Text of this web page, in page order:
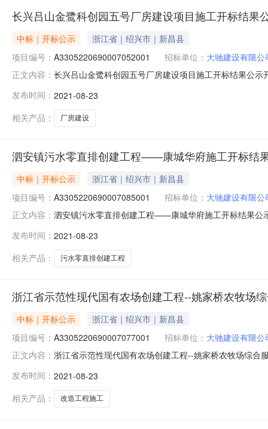
长兴吕山金鹭科创园五号厂房建设项目施工开标结果
中标｜开标公示
浙江省｜绍兴市｜新昌县
项目编号： A3305220690007052001 招标单位： 大驰建设有限公
正文内容： 长兴吕山金鹭科创园五号厂房建设项目施工开标结果公
诚建设有限公司工期:100保证金金额:null;投标人名称:浙
发布时间： 2021-08-23
相关产品：
厂房建设
泗安镇污水零直排创建工程——康城华府施工开标结
中标｜开标公示
浙江省｜绍兴市｜新昌县
项目编号： A3305220690007085001 招标单位： 大驰建设有限公
正文内容： 泗安镇污水零直排创建工程——康城华府施工开标结果公
道工程有限公司工期:90保证金金额:null;投标人名称:浙
发布时间： 2021-08-23
相关产品：
污水零直排创建工程
浙江省示范性现代国有农场创建工程--姚家桥农牧场
中标｜开标公示
浙江省｜绍兴市｜新昌县
项目编号： A3305220690007077001 招标单位： 大驰建设有限公
正文内容： 浙江省示范性现代国有农场创建工程--姚家桥农牧场综
金额:null;投标人名称:浙江长兴尧诚建设有限公司工期
发布时间： 2021-08-23
相关产品：
改造工程施工